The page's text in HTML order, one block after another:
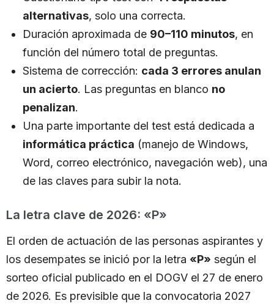
alternativas, solo una correcta.
Duración aproximada de 90–110 minutos, en
función del número total de preguntas.
Sistema de corrección: cada 3 errores anulan
un acierto. Las preguntas en blanco no
penalizan.
Una parte importante del test está dedicada a
informática práctica (manejo de Windows,
Word, correo electrónico, navegación web), una
de las claves para subir la nota.
La letra clave de 2026: «P»
El orden de actuación de las personas aspirantes y
los desempates se inició por la letra «P» según el
sorteo oficial publicado en el DOGV el 27 de enero
de 2026. Es previsible que la convocatoria 2027